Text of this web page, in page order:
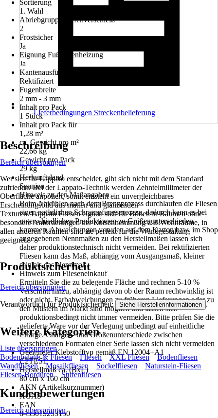
Sortierung
1. Wahl
Abriebgruppe/Tiefenverschleiß
2
Frostsicher
Ja
Eignung Fußbodenheizung
Ja
Kantenausführung
Rektifiziert
Fugenbreite
2 mm - 3 mm
Inhalt pro Pack
1 Stück
Inhalt pro Pack für
1,28 m²
ca. Gewicht pro m²
22,66 kg
Gewicht pro Pack
29 kg
Herkunftsland
Spanien
Hinweis zu den Maßangaben
Beim Abkühlen nach dem Brennprozess durchlaufen die Fliesen
einen natürlichen Schrumpfungsprozess, dadurch kann es bei
unterschiedlichen Produktionen zu Größenunterschieden
kommen. Abweichungen von den auf dem Karton bzw. im Shop
angegebenen Nennmaßen zu den Herstellmaßen lassen sich
daher produktionstechnisch nicht vermeiden. Bei rektifizierten
Fliesen kann das Maß, abhängig vom Ausgangsmaß, kleiner
sein als das Nennmaß.
Hinweis zum Flieseneinkauf
Ermitteln Sie die zu belegende Fläche und rechnen 5-10 %
Verschnitt hinzu, abhängig davon ob der Raum rechtwinklig ist
oder nicht. Farbabweichungen zu früheren Lieferungen oder zu
den Mustern im Markt sind möglich und lassen sich
produktionsbedingt nicht immer vermeiden. Bitte prüfen Sie die
gelieferte Ware vor der Verlegung unbedingt auf einheitliche
Charge. Chargen- und Größenunterschiede zwischen
verschiedenen Formaten einer Serie lassen sich nicht vermeiden
Geeigneter Klebstofftyp gemäß EN 12004+A1
C2TES1
Herstellmaß ca. (BxL)
80 cm x 160 cm
AKN (Artikelkurznummer)
XGAS
EAN
8433019253150
Lieferbedingungen Streckenbelieferung
Beschreibung
Bereich überspringen
Wer sich für Lappato entscheidet, gibt sich nicht mit dem Standard
zufrieden. Bei der Lappato-Technik werden Zehntelmillimeter der
Oberfläche anpoliert, somit entsteht ein unvergleichbares
Erscheinungsbild aus matten und glänzenden
Texturen. Lappato Fliesen eignen sich für Böden in Räumen ohne
besondere Anforderungen der Rutschhemmung z.B.Wohnräume, in
allen anderen Räumen sind sie perfekt für die Wandgestaltung
geeignet.
Produktsicherheit
Bereich überspringen
Verantwortlich für Produktsicherheit: Siehe Herstellerinformationen .
Weitere Kategorien
Liste überspringen
Bodenbeläge & Fliesen
Fliesen XXL Fliesen
Bodenfliesen
Wandfliesen
Mosaikfliesen Sockelfliesen
Naturstein-Fliesen
Fliesen-Bordüren
Stufenfliesen
Kundenbewertungen
Bereich überspringen